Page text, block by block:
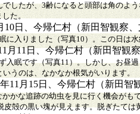
したが、3齢になると頭部は角のよ
た。
10日、今帰仁村（新田智観察
に入りました（写真10）。この日は
月11日、今帰仁村（新田智観
眠です（写真11）。しかし、お昼
うのは、なかなか根気がいります。
11月15日、今帰仁村（新田智
かな追跡の幼虫を見に行く機会がも
皮殻の黒い塊が見えます。脱ぎたて